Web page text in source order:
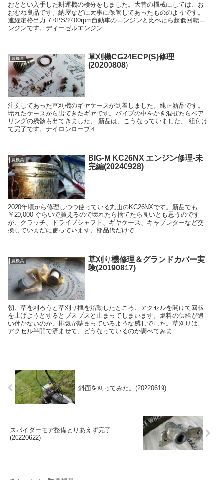
おととい入手した耕運機の検分をしました。大昔の機械にしては、お
おむね良品です。納屋などに大事に保管してあったもののようです。
連続定格出力 7.0PS/2400rpm自動車のエンジンと比べたら超低回転エ
ンジンです。ディーゼルエンジン...
農機具
草刈機CG24ECP(S)修理
(20200808)
注文してあった草刈機のギヤケースが到着しました。純正新品です。
壊れたケースから出てきたギヤです。パイプの中をかき混ぜたらベア
リングの残骸も出てきました。 新品は、こうなっていました。 組付け
て完了です。ナイロンロープ４...
農機具
BIG-M KC26NX エンジン修理-未
完編(20240928)
2020年頃から修理しつつ使っている丸山のKC26NXです。新品でも
￥20,000-ぐらいで買えるので壊れたら捨てたら良いとも思うのです
が、クラッチ、ドライブシャフト、ギヤケース、キャブレターなど交
換していまだに使っています。部品代だけで...
農機具
草刈り機修理＆グランドカバー実
験(20190817)
朝、草を刈ろうと草刈り機を始動したところ、アクセルを開けて回転
を上げようとするとブスブスと止まってしまいます。燃料の供給が追
い付かないのか、排気が詰まっているような感じでした。草刈りは、
アクセル半開で済ませて、どうなっているのか調べてみま...
斜面を刈ってみた。(20220619)
スパイダーモア整備とりあえず完了
(20220622)